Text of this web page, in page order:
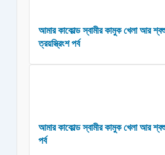
আমার কাকোল্ড স্বামীর কামুক খেলা আর
ত্রয়স্ত্রিংশ পর্ব
আমার কাকোল্ড স্বামীর কামুক খেলা আর
পর্ব